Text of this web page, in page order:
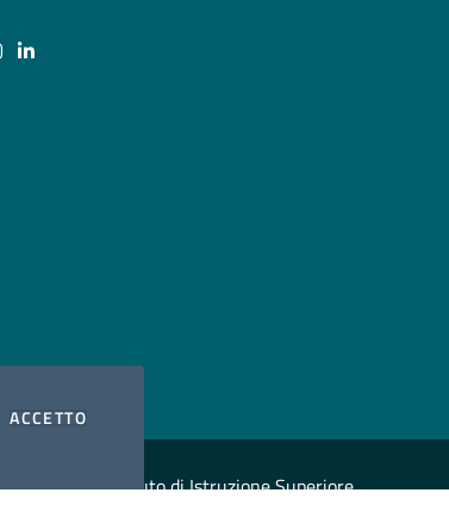
ACCETTOI COOKIES
Twitter
su YouTube
Seguici su Instagram
Seguici su LinkedIn
2026 Istituto di Istruzione Superiore